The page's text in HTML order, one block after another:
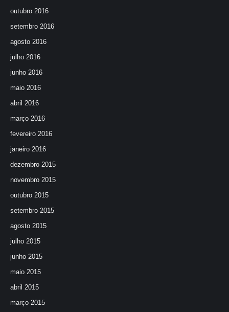
outubro 2016
setembro 2016
agosto 2016
julho 2016
junho 2016
maio 2016
abril 2016
março 2016
fevereiro 2016
janeiro 2016
dezembro 2015
novembro 2015
outubro 2015
setembro 2015
agosto 2015
julho 2015
junho 2015
maio 2015
abril 2015
março 2015